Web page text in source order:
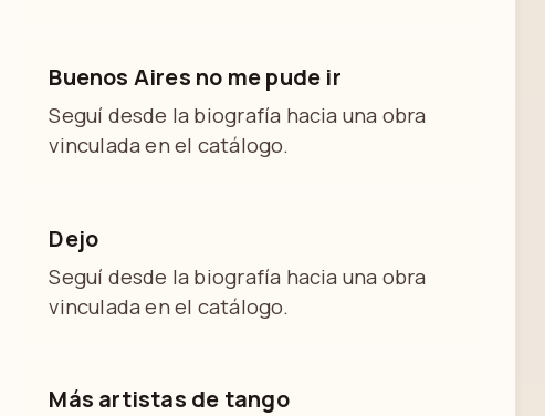
Buenos Aires no me pude ir
Seguí desde la biografía hacia una obra
vinculada en el catálogo.
Dejo
Seguí desde la biografía hacia una obra
vinculada en el catálogo.
Más artistas de tango